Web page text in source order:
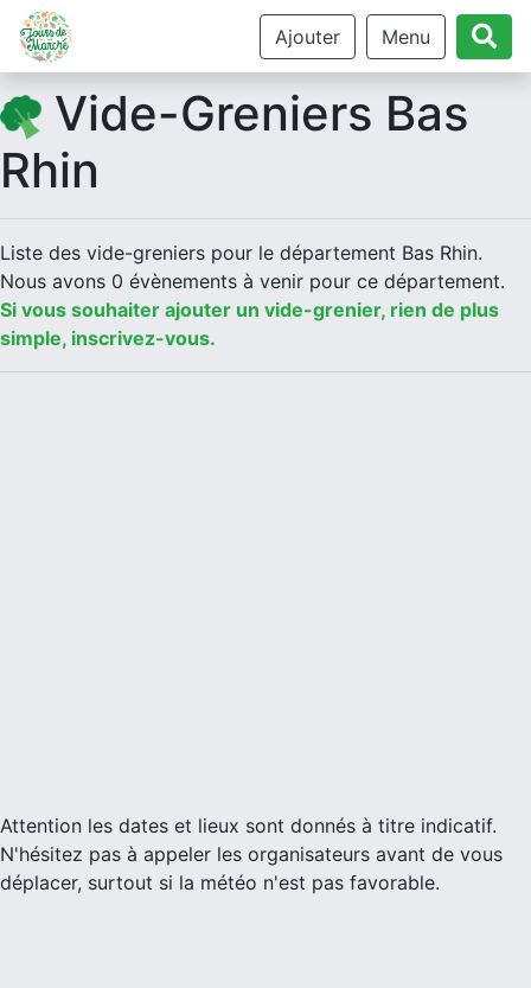
Ajouter Menu
Vide-Greniers Bas
Rhin
Liste des vide-greniers pour le département Bas Rhin.
Nous avons 0 évènements à venir pour ce département.
Si vous souhaiter ajouter un vide-grenier, rien de plus
simple, inscrivez-vous.
Attention les dates et lieux sont donnés à titre indicatif.
N'hésitez pas à appeler les organisateurs avant de vous
déplacer, surtout si la météo n'est pas favorable.